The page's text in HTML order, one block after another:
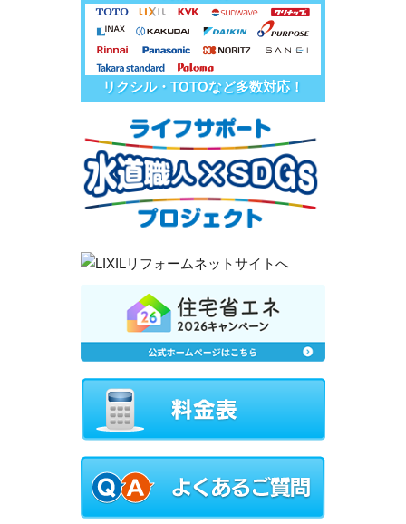
リクシル・TOTOなど多数対応！